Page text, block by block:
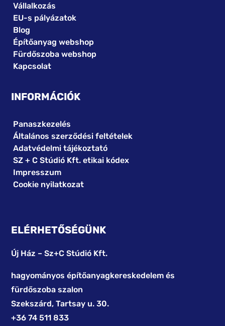
Vállalkozás
EU-s pályázatok
Blog
Építőanyag webshop
Fürdőszoba webshop
Kapcsolat
INFORMÁCIÓK
Panaszkezelés
Általános szerződési feltételek
Adatvédelmi tájékoztató
SZ + C Stúdió Kft. etikai kódex
Impresszum
Cookie nyilatkozat
ELÉRHETŐSÉGÜNK
Új Ház – Sz+C Stúdió Kft.
hagyományos építőanyagkereskedelem és
fürdőszoba szalon
Szekszárd, Tartsay u. 30.
+36 74 511 833